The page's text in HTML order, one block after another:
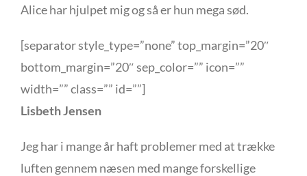
Alice har hjulpet mig og så er hun mega sød.
[separator style_type=”none” top_margin=”20″
bottom_margin=”20″ sep_color=”” icon=””
width=”” class=”” id=””]
Lisbeth Jensen
Jeg har i mange år haft problemer med at trække
luften gennem næsen med mange forskellige